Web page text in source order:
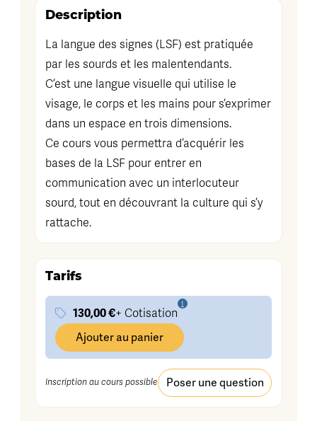
Description
La langue des signes (LSF) est pratiquée
par les sourds et les malentendants.
C’est une langue visuelle qui utilise le
visage, le corps et les mains pour s’exprimer
dans un espace en trois dimensions.
Ce cours vous permettra d’acquérir les
bases de la LSF pour entrer en
communication avec un interlocuteur
sourd, tout en découvrant la culture qui s’y
rattache.
Tarifs
130,00 €+ Cotisation
Ajouter au panier
Inscription au cours possible Poser une question